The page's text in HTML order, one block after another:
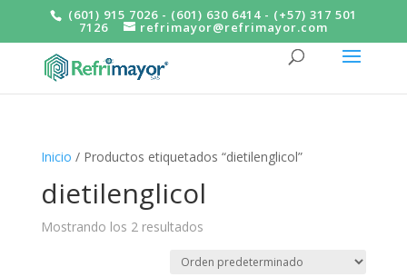
(601) 915 7026 - (601) 630 6414 - (+57) 317 501
7126 refrimayor@refrimayor.com
Inicio / Productos etiquetados “dietilenglicol”
dietilenglicol
Mostrando los 2 resultados